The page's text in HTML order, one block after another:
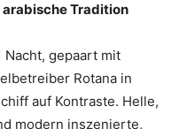
Tradition
Nacht, gepaart mit
Rotana in
auf Kontraste. Helle,
modern inszenierte,